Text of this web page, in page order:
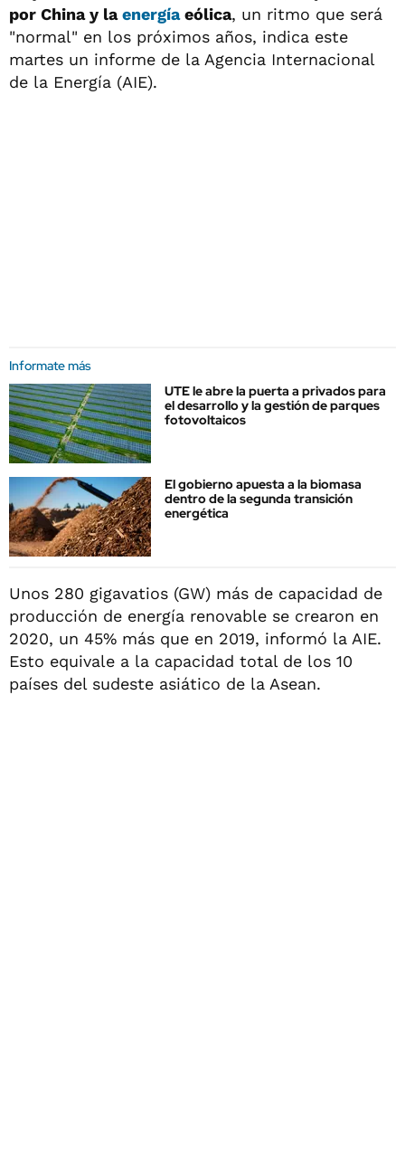
por China y laenergíaeólica, un ritmo que será
"normal" en los próximos años, indica este
martes un informe de la Agencia Internacional
de la Energía (AIE).
Informate más
UTE le abre la puerta a privados para
el desarrollo y la gestión de parques
fotovoltaicos
El gobierno apuesta a la biomasa
dentro de la segunda transición
energética
Unos 280 gigavatios (GW) más de capacidad de
producción de energía renovable se crearon en
2020, un 45% más que en 2019, informó la AIE.
Esto equivale a la capacidad total de los 10
países del sudeste asiático de la Asean.